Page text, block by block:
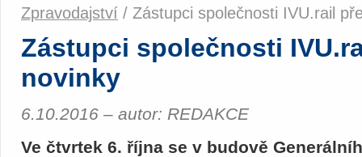
Zpravodajství / Zástupci společnosti IVU.rail
Zástupci společnosti
novinky
6.10.2016 – autor: REDAKCE
Ve čtvrtek 6. října se v budově